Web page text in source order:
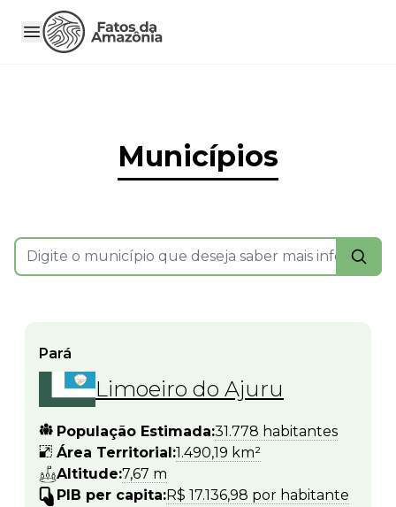
Municípios
Pará
Limoeiro do Ajuru
População Estimada:31.778 habitantes
Área Territorial:1.490,19 km²
Altitude:7,67 m
PIB per capita:R$ 17.136,98 por habitante